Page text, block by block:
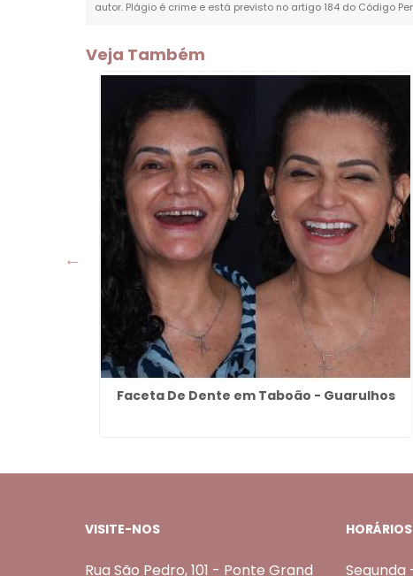
autor. Plágio é crime e está previsto no artigo 184 do Código
Veja Também
Faceta De Dente em Taboão - Guarulhos
VISITE-NOS
Rua São Pedro, 101 - Ponte Grand
HORÁRIOS
Segunda